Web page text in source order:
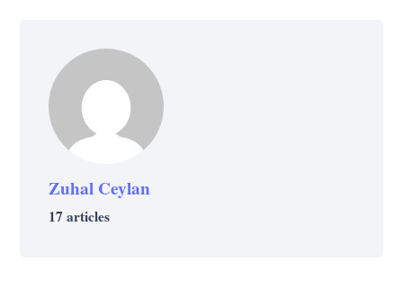
Zuhal Ceylan
17 articles